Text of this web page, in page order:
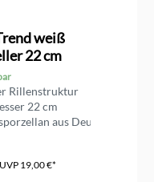
weiß
22 cm
Rillenstruktur
22 cm
aus Deutschland
UVP 19,00 €*